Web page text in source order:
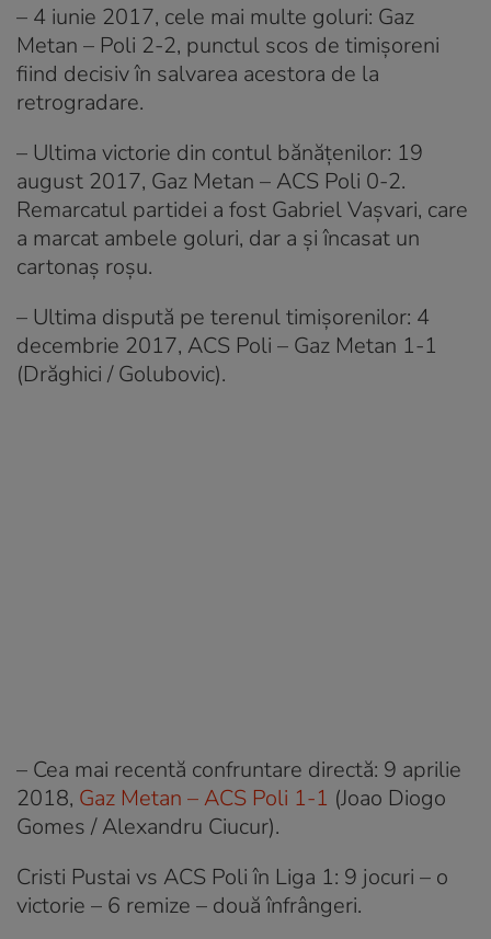
– 4 iunie 2017, cele mai multe goluri: Gaz
Metan – Poli 2-2, punctul scos de timişoreni
fiind decisiv în salvarea acestora de la
retrogradare.
– Ultima victorie din contul bănăţenilor: 19
august 2017, Gaz Metan – ACS Poli 0-2.
Remarcatul partidei a fost Gabriel Vaşvari, care
a marcat ambele goluri, dar a şi încasat un
cartonaş roşu.
– Ultima dispută pe terenul timişorenilor: 4
decembrie 2017, ACS Poli – Gaz Metan 1-1
(Drăghici / Golubovic).
– Cea mai recentă confruntare directă: 9 aprilie
2018, Gaz Metan – ACS Poli 1-1 (Joao Diogo
Gomes / Alexandru Ciucur).
Cristi Pustai vs ACS Poli în Liga 1: 9 jocuri – o
victorie – 6 remize – două înfrângeri.